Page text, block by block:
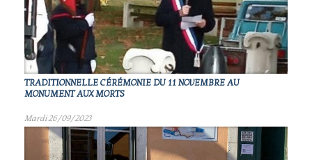
TRADITIONNELLE CÉRÉMONIE DU 11 NOVEMBRE AU
MONUMENT AUX MORTS
Mardi 26/09/2023